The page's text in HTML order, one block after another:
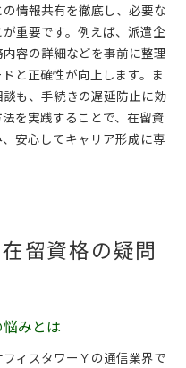
情報共有を徹底し、必要な
重要です。例えば、派遣企
容の詳細などを事前に整理
と正確性が向上します。ま
も、手続きの遅延防止に効
を実践することで、在留資
安心してキャリア形成に専
留資格の疑問
みとは
ィスタワーＹの通信業界で